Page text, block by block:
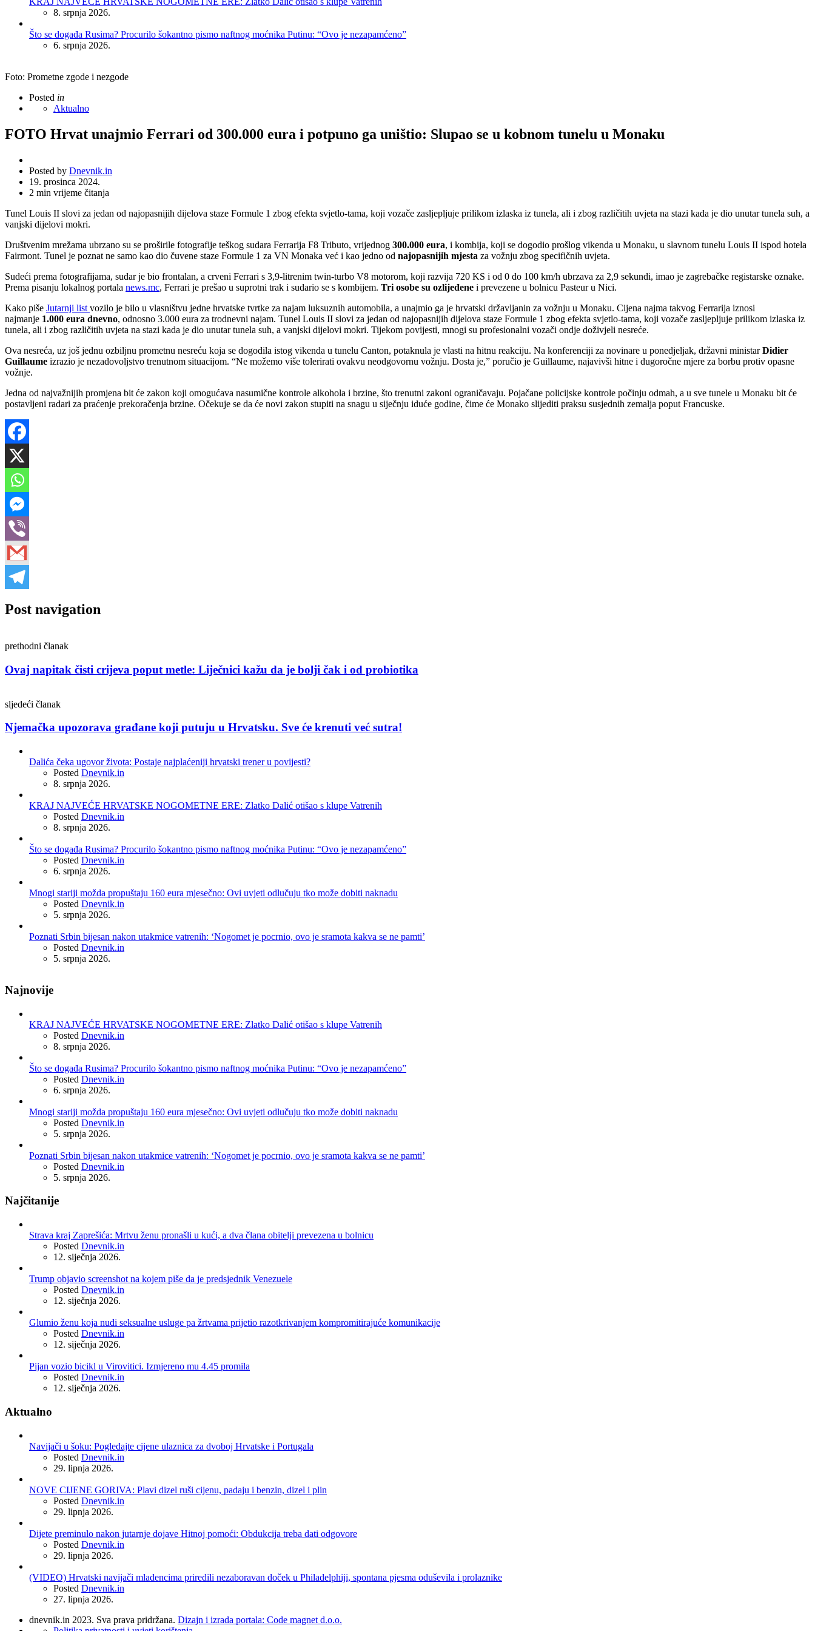
8. srpnja 2026.
Što se događa Rusima? Procurilo šokantno pismo naftnog moćnika Putinu: “Ovo je nezapamćeno”
6. srpnja 2026.
Foto: Prometne zgode i nezgode
Posted in
Aktualno
FOTO Hrvat unajmio Ferrari od 300.000 eura i potpuno ga uništio: Slupao se u kobnom tunelu u Monaku
Posted by Dnevnik.in
19. prosinca 2024.
2 min vrijeme čitanja
Tunel Louis II slovi za jedan od najopasnijih dijelova staze Formule 1 zbog efekta svjetlo-tama, koji vozače zasljepljuje prilikom izlaska iz tunela, ali i zbog različitih uvjeta na stazi kada je dio unutar tunela suh, a
vanjski dijelovi mokri.
Društvenim mrežama ubrzano su se proširile fotografije teškog sudara Ferrarija F8 Tributo, vrijednog 300.000 eura, i kombija, koji se dogodio prošlog vikenda u Monaku, u slavnom tunelu Louis II ispod hotela
Fairmont. Tunel je poznat ne samo kao dio čuvene staze Formule 1 za VN Monaka već i kao jedno od najopasnijih mjesta za vožnju zbog specifičnih uvjeta.
Sudeći prema fotografijama, sudar je bio frontalan, a crveni Ferrari s 3,9-litrenim twin-turbo V8 motorom, koji razvija 720 KS i od 0 do 100 km/h ubrzava za 2,9 sekundi, imao je zagrebačke registarske oznake.
Prema pisanju lokalnog portala news.mc, Ferrari je prešao u suprotni trak i sudario se s kombijem. Tri osobe su ozlijeđene i prevezene u bolnicu Pasteur u Nici.
Kako piše Jutarnji list vozilo je bilo u vlasništvu jedne hrvatske tvrtke za najam luksuznih automobila, a unajmio ga je hrvatski državljanin za vožnju u Monaku. Cijena najma takvog Ferrarija iznosi
najmanje 1.000 eura dnevno, odnosno 3.000 eura za trodnevni najam. Tunel Louis II slovi za jedan od najopasnijih dijelova staze Formule 1 zbog efekta svjetlo-tama, koji vozače zasljepljuje prilikom izlaska iz
tunela, ali i zbog različitih uvjeta na stazi kada je dio unutar tunela suh, a vanjski dijelovi mokri. Tijekom povijesti, mnogi su profesionalni vozači ondje doživjeli nesreće.
Ova nesreća, uz još jednu ozbiljnu prometnu nesreću koja se dogodila istog vikenda u tunelu Canton, potaknula je vlasti na hitnu reakciju. Na konferenciji za novinare u ponedjeljak, državni ministarDidier
Guillaume izrazio je nezadovoljstvo trenutnom situacijom. “Ne možemo više tolerirati ovakvu neodgovornu vožnju. Dosta je,” poručio je Guillaume, najavivši hitne i dugoročne mjere za borbu protiv opasne
vožnje.
Jedna od najvažnijih promjena bit će zakon koji omogućava nasumične kontrole alkohola i brzine, što trenutni zakoni ograničavaju. Pojačane policijske kontrole počinju odmah, a u sve tunele u Monaku bit će
postavljeni radari za praćenje prekoračenja brzine. Očekuje se da će novi zakon stupiti na snagu u siječnju iduće godine, čime će Monako slijediti praksu susjednih zemalja poput Francuske.
Post navigation
prethodni članak
Ovaj napitak čisti crijeva poput metle: Liječnici kažu da je bolji čak i od probiotika
sljedeći članak
Njemačka upozorava građane koji putuju u Hrvatsku. Sve će krenuti već sutra!
Dalića čeka ugovor života: Postaje najplaćeniji hrvatski trener u povijesti?
Posted Dnevnik.in
8. srpnja 2026.
KRAJ NAJVEĆE HRVATSKE NOGOMETNE ERE: Zlatko Dalić otišao s klupe Vatrenih
Posted Dnevnik.in
8. srpnja 2026.
Što se događa Rusima? Procurilo šokantno pismo naftnog moćnika Putinu: “Ovo je nezapamćeno”
Posted Dnevnik.in
6. srpnja 2026.
Mnogi stariji možda propuštaju 160 eura mjesečno: Ovi uvjeti odlučuju tko može dobiti naknadu
Posted Dnevnik.in
5. srpnja 2026.
Poznati Srbin bijesan nakon utakmice vatrenih: ‘Nogomet je pocrnio, ovo je sramota kakva se ne pamti’
Posted Dnevnik.in
5. srpnja 2026.
Najnovije
KRAJ NAJVEĆE HRVATSKE NOGOMETNE ERE: Zlatko Dalić otišao s klupe Vatrenih
Posted Dnevnik.in
8. srpnja 2026.
Što se događa Rusima? Procurilo šokantno pismo naftnog moćnika Putinu: “Ovo je nezapamćeno”
Posted Dnevnik.in
6. srpnja 2026.
Mnogi stariji možda propuštaju 160 eura mjesečno: Ovi uvjeti odlučuju tko može dobiti naknadu
Posted Dnevnik.in
5. srpnja 2026.
Poznati Srbin bijesan nakon utakmice vatrenih: ‘Nogomet je pocrnio, ovo je sramota kakva se ne pamti’
Posted Dnevnik.in
5. srpnja 2026.
Najčitanije
Strava kraj Zaprešića: Mrtvu ženu pronašli u kući, a dva člana obitelji prevezena u bolnicu
Posted Dnevnik.in
12. siječnja 2026.
Trump objavio screenshot na kojem piše da je predsjednik Venezuele
Posted Dnevnik.in
12. siječnja 2026.
Glumio ženu koja nudi seksualne usluge pa žrtvama prijetio razotkrivanjem kompromitirajuće komunikacije
Posted Dnevnik.in
12. siječnja 2026.
Pijan vozio bicikl u Virovitici. Izmjereno mu 4.45 promila
Posted Dnevnik.in
12. siječnja 2026.
Aktualno
Navijači u šoku: Pogledajte cijene ulaznica za dvoboj Hrvatske i Portugala
Posted Dnevnik.in
29. lipnja 2026.
NOVE CIJENE GORIVA: Plavi dizel ruši cijenu, padaju i benzin, dizel i plin
Posted Dnevnik.in
29. lipnja 2026.
Dijete preminulo nakon jutarnje dojave Hitnoj pomoći: Obdukcija treba dati odgovore
Posted Dnevnik.in
29. lipnja 2026.
(VIDEO) Hrvatski navijači mladencima priredili nezaboravan doček u Philadelphiji, spontana pjesma oduševila i prolaznike
Posted Dnevnik.in
27. lipnja 2026.
dnevnik.in 2023. Sva prava pridržana. Dizajn i izrada portala: Code magnet d.o.o.